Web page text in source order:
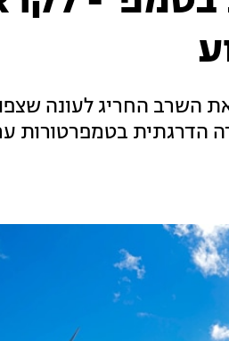
השרב החריג לעונה
הדרגתית בטמפרטורות